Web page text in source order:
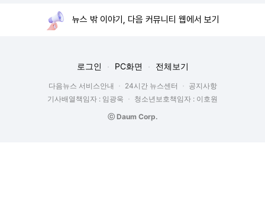
뉴스 밖 이야기, 다음 커뮤니티 웹에서 보기
로그인 PC화면 전체보기
다음뉴스 서비스안내 24시간 뉴스센터
공지사항
기사배열책임자 : 임광욱
청소년보호책임자 : 이호원
ⓒ Daum Corp.